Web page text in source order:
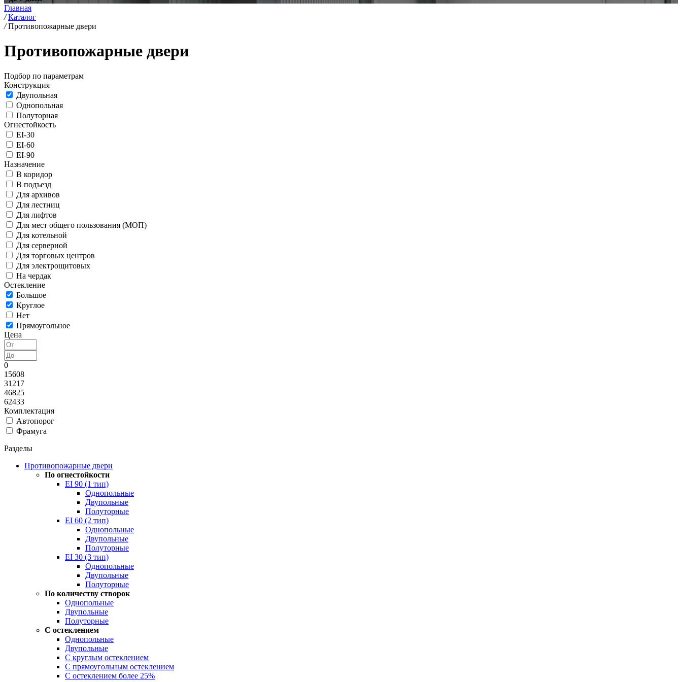
Главная
/ Каталог
/ Противопожарные двери
Противопожарные двери
Подбор по параметрам
Конструкция
Двупольная
Однопольная
Полуторная
Огнестойкость
EI-30
EI-60
EI-90
Назначение
В коридор
В подъезд
Для архивов
Для лестниц
Для лифтов
Для мест общего пользования (МОП)
Для котельной
Для серверной
Для торговых центров
Для электрощитовых
На чердак
Остекление
Большое
Круглое
Нет
Прямоугольное
Цена
0
15608
31217
46825
62433
Комплектация
Автопорог
Фрамуга
Разделы
Противопожарные двери
По огнестойкости
EI 90 (1 тип)
Однопольные
Двупольные
Полуторные
EI 60 (2 тип)
Однопольные
Двупольные
Полуторные
EI 30 (3 тип)
Однопольные
Двупольные
Полуторные
По количеству створок
Однопольные
Двупольные
Полуторные
С остеклением
Однопольные
Двупольные
С круглым остеклением
С прямоугольным остеклением
С остеклением более 25%